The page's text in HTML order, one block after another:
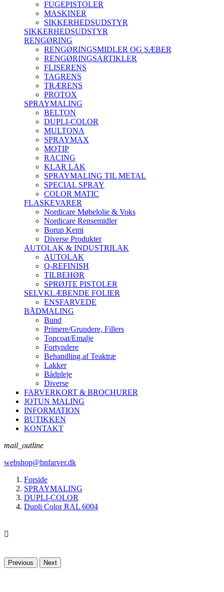
FUGEPISTOLER
MASKINER
SIKKERHEDSUDSTYR
SIKKERHEDSUDSTYR
RENGØRING
RENGØRINGSMIDLER OG SÆBER
RENGØRINGSARTIKLER
FLISERENS
TAGRENS
TRÆRENS
PROTOX
SPRAYMALING
BELTON
DUPLI-COLOR
MULTONA
SPRAYMAX
MOTIP
RACING
KLAR LAK
SPRAYMALING TIL METAL
SPECIAL SPRAY
COLOR MATIC
FLASKEVARER
Nordicare Møbelolie & Voks
Nordicare Rensemidler
Borup Kemi
Diverse Produkter
AUTOLAK & INDUSTRILAK
AUTOLAK
Q-REFINISH
TILBEHØR
SPRØJTE PISTOLER
SELVKLÆBENDE FOLIER
ENSFARVEDE
BÅDMALING
Bund
Primere/Grundere, Fillers
Topcoat/Emalje
Fortyndere
Behandling af Teaktræ
Lakker
Bådpleje
Diverse
FARVERKORT & BROCHURER
JOTUN MALING
INFORMATION
BUTIKKEN
KONTAKT
mail_outline
webshop@bnfarver.dk
Forside
SPRAYMALING
DUPLI-COLOR
Dupli Color RAL 6004

Previous Next